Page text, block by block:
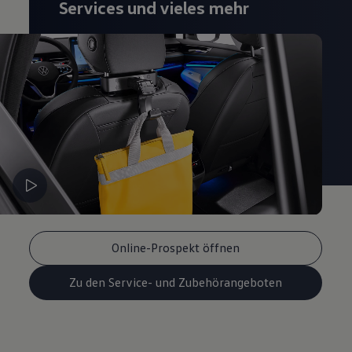
Magazin
Transport
Familie
Elektromobilität
Volkswagen R
Pannen- und Unfallhilfe
Volkswagen Kundenbetreuung
Online-Prospekt öffnen
Zu den Service- und Zubehörangeboten
Services und vieles mehr